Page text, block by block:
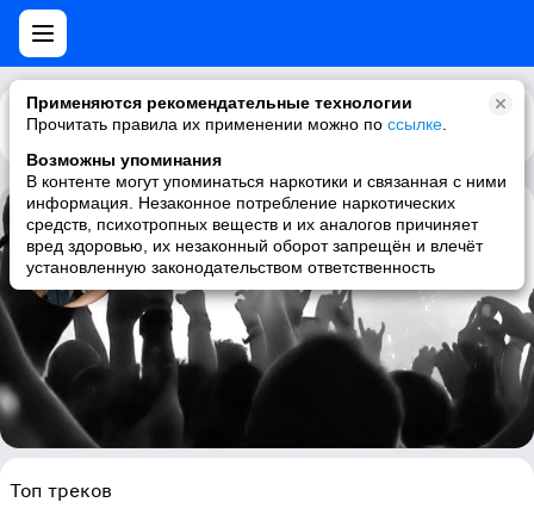
Применяются рекомендательные технологии
Прочитать правила их применении можно по ссылке
Возможны упоминания
В контенте могут упоминаться наркотики и связанная с ними
информация. Незаконное потребление наркотических
средств, психотропных веществ и их аналогов причиняет
вред здоровью, их незаконный оборот запрещён и влечёт
установленную законодательством ответственность
Каталог Рекомендации
Hamilton
drum and bass, jump up, drum n bass
Топ треков